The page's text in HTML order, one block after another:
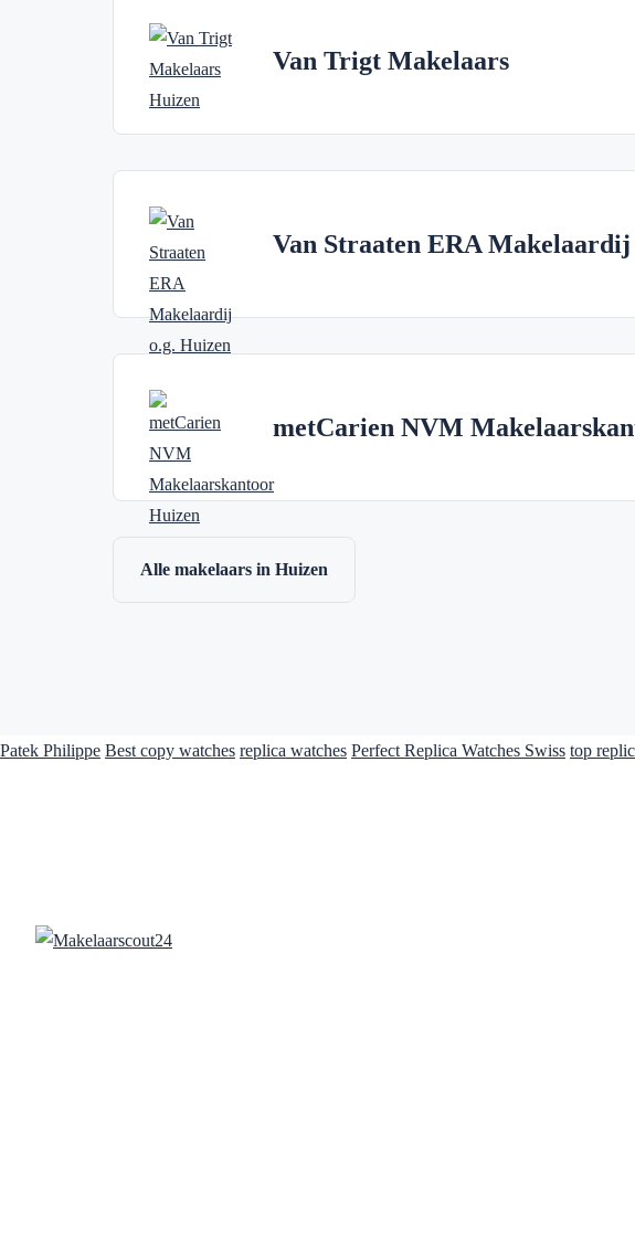
Van Trigt Makelaars
Van Straaten ERA Makelaardij
metCarien NVM
Alle makelaars in Huizen
Patek Philippe Best copy watches replica watches Perfect Replica Watches Swiss top